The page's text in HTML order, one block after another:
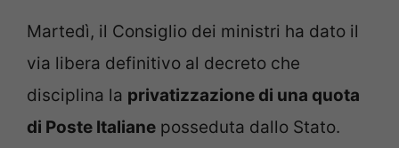
Martedì, il Consiglio dei ministri ha dato il
via libera definitivo al decreto che
disciplina la privatizzazione di una quota
di Poste Italiane posseduta dallo Stato.